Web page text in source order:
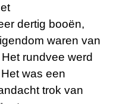
dertig booën,
waren van
rundvee werd
was een
trok van